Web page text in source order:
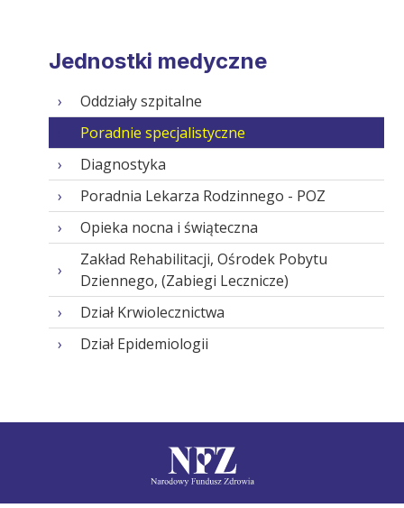
Jednostki medyczne
Oddziały szpitalne
Poradnie specjalistyczne
Diagnostyka
Poradnia Lekarza Rodzinnego - POZ
Opieka nocna i świąteczna
Zakład Rehabilitacji, Ośrodek Pobytu
Dziennego, (Zabiegi Lecznicze)
Dział Krwiolecznictwa
Dział Epidemiologii